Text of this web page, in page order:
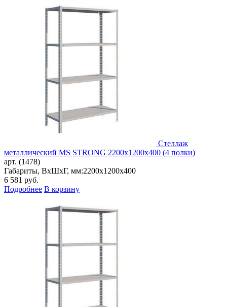
Стеллаж
металлический MS STRONG 2200x1200x400 (4 полки)
арт. (1478)
Габариты, ВxШxГ, мм:2200x1200x400
6 581 руб.
Подробнее В корзину